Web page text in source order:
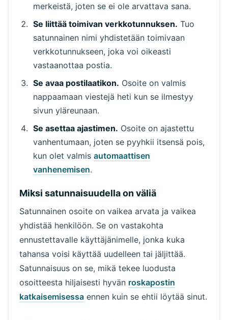
merkeistä, joten se ei ole arvattava sana.
Se liittää toimivan verkkotunnuksen. Tuo
satunnainen nimi yhdistetään toimivaan
verkkotunnukseen, joka voi oikeasti
vastaanottaa postia.
Se avaa postilaatikon. Osoite on valmis
nappaamaan viestejä heti kun se ilmestyy
sivun yläreunaan.
Se asettaa ajastimen. Osoite on ajastettu
vanhentumaan, joten se pyyhkii itsensä pois,
kun olet valmis automaattisen
vanhenemisen.
Miksi satunnaisuudella on väliä
Satunnainen osoite on vaikea arvata ja vaikea
yhdistää henkilöön. Se on vastakohta
ennustettavalle käyttäjänimelle, jonka kuka
tahansa voisi käyttää uudelleen tai jäljittää.
Satunnaisuus on se, mikä tekee luodusta
osoitteesta hiljaisesti hyvän roskapostin
katkaisemisessaennen kuin se ehtii löytää sinut.